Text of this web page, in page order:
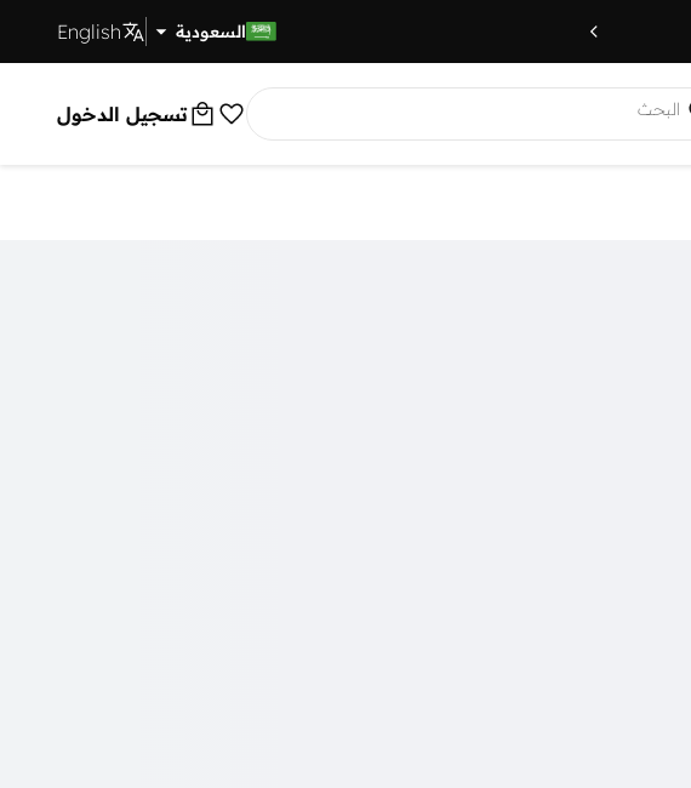
توصيل سريع السعودية English
البحث تسجيل الدخول